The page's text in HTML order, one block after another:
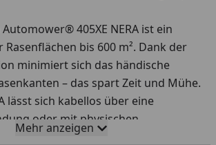
405XE NERA ist ein
bis 600 m². Dank der
minimiert sich das händische
– das spart Zeit und Mühe.
lässt sich kabellos über eine
oder mit physischen
installieren.
Mehr anzeigen